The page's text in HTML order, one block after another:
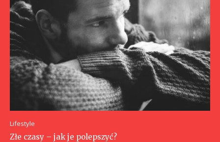
Lifestyle
Złe czasy – jak je polepszyć?